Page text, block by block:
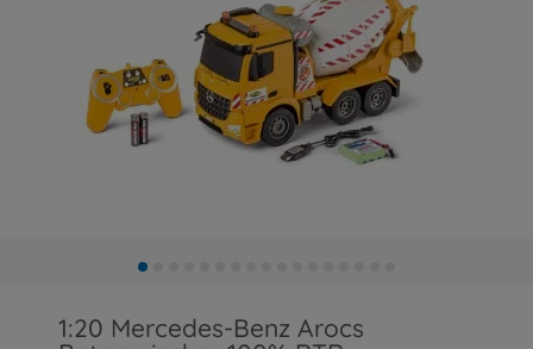
1:20 Mercedes-Benz Arocs